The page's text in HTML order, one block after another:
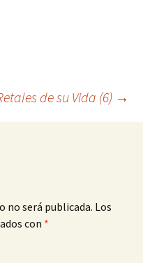
de su Vida (6) →
no será publicada. Los
con *